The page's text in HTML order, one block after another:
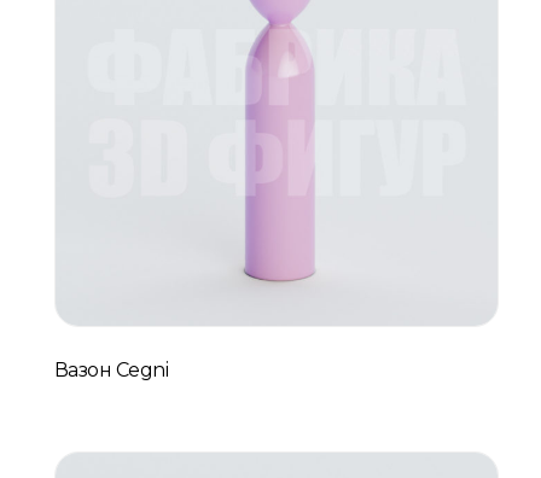
Вазон Cegni